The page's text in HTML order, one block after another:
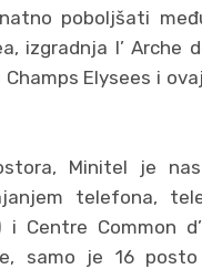
poboljšati
izgradnja I’
Elysees i
Minitel je
telefona,
i Centre Common
samo je 16